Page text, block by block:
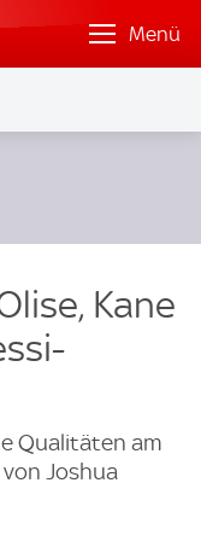
Menü
Kane
Qualitäten am
Joshua